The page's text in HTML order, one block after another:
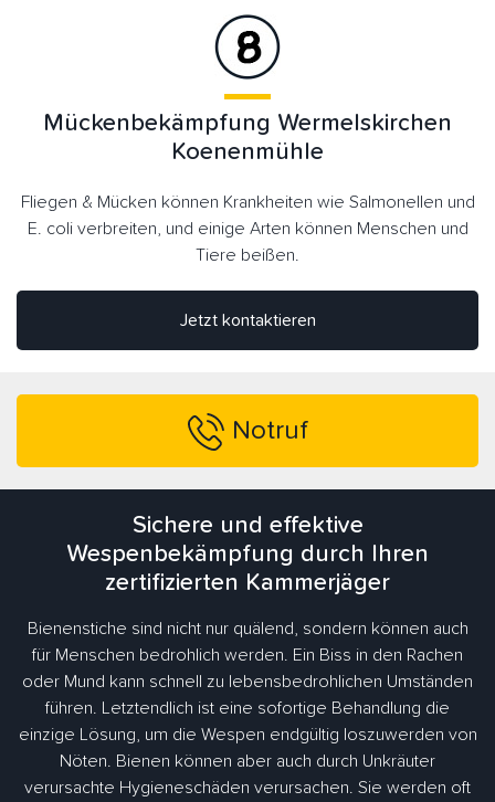
Jetzt kontaktieren
Mückenbekämpfung Wermelskirchen
Koenenmühle
Fliegen & Mücken können Krankheiten wie Salmonellen und
E. coli verbreiten, und einige Arten können Menschen und
Tiere beißen.
Notruf
Sichere und effektive
Wespenbekämpfung durch Ihren
zertifizierten Kammerjäger
Bienenstiche sind nicht nur quälend, sondern können auch
für Menschen bedrohlich werden. Ein Biss in den Rachen
oder Mund kann schnell zu lebensbedrohlichen Umständen
führen. Letztendlich ist eine sofortige Behandlung die
einzige Lösung, um die Wespen endgültig loszuwerden von
Nöten. Bienen können aber auch durch Unkräuter
verursachte Hygieneschäden verursachen. Sie werden oft